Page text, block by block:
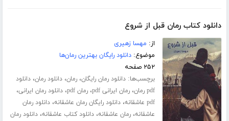
دانلود کتاب رمان قبل از شروع
از: مهسا زهیری
موضوع:دانلود رایگان بهترین رمان‌ها
۲۵۲ صفحه
برچسب‌ها:دانلود رمان رایگان،رمان،دانلود رمان،دانلود
pdf رمان
،رمان ایرانی pdf ،رمان pdf ،دانلود رمان ایرانی،
pdf عاشقانه ،دانلود رایگان رمان عاشقانه،دانلود رمان
عاشقانه،رمان عاشقانه،دانلود کتاب عاشقانه،دانلود رمان